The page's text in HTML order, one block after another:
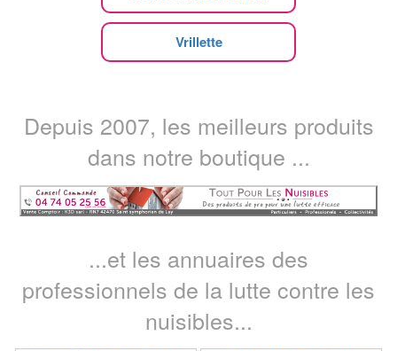
Vrillette
Depuis 2007, les meilleurs produits
dans notre boutique ...
...et les annuaires des
professionnels de la lutte contre les
nuisibles...